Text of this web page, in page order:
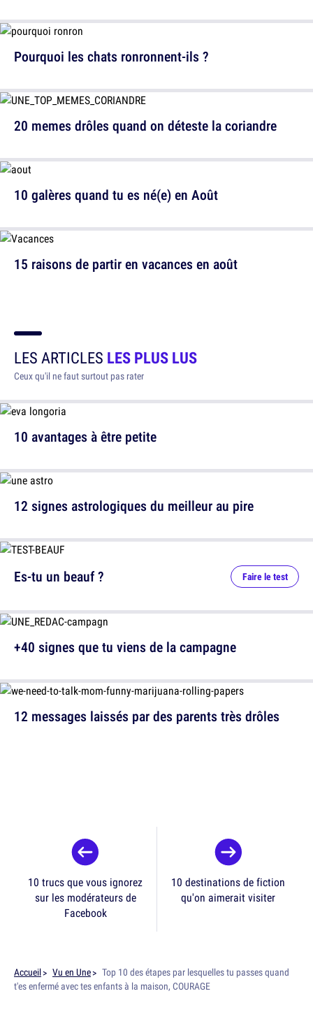
Pourquoi les chats ronronnent-ils ?
10 galères quand tu es né(e) en Août
20 memes drôles quand on déteste la coriandre
15 raisons de partir en vacances en août
LES ARTICLES LES PLUS LUS
Ceux qu'il ne faut surtout pas rater
10 avantages à être petite
12 signes astrologiques du meilleur au pire
12 messages laissés par des parents très drôles
Es-tu un beauf ? Faire le test
+40 signes que tu viens de la campagne
10 trucs que vous ignorez
sur les modérateurs de
Facebook
10 destinations de fiction
qu'on aimerait visiter
Accueil Vu en Une
Top 10 des étapes par lesquelles tu passes quand
t'es enfermé avec tes enfants à la maison, COURAGE